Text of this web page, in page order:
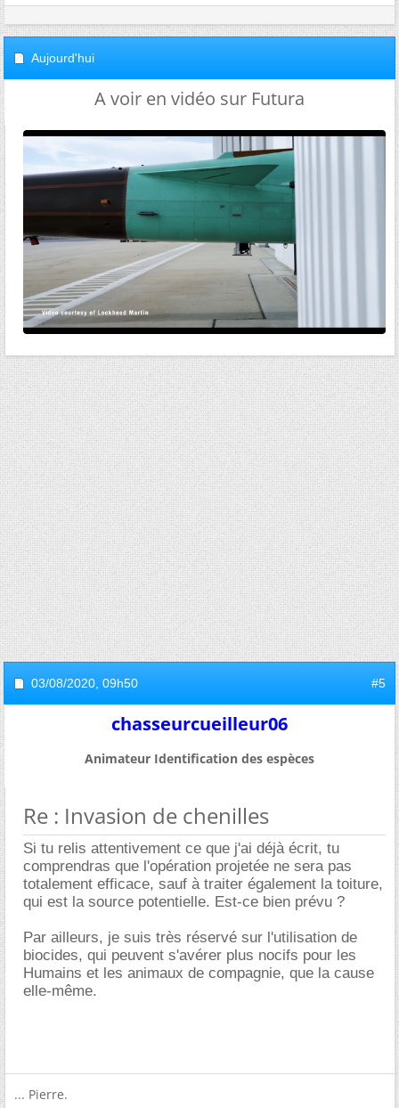
Aujourd'hui
A voir en vidéo sur Futura
03/08/2020, 09h50 #5
chasseurcueilleur06
Animateur Identification des espèces
Re : Invasion de chenilles
Si tu relis attentivement ce que j'ai déjà écrit, tu
comprendras que l'opération projetée ne sera pas
totalement efficace, sauf à traiter également la toiture,
qui est la source potentielle. Est-ce bien prévu ?
Par ailleurs, je suis très réservé sur l'utilisation de
biocides, qui peuvent s'avérer plus nocifs pour les
Humains et les animaux de compagnie, que la cause
elle-même.
... Pierre.